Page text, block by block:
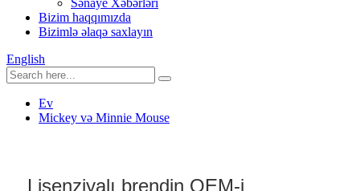
Sənaye Xəbərləri
Bizim haqqımızda
Bizimlə əlaqə saxlayın
English
Ev
Mickey və Minnie Mouse
Lisenziyalı brendin OEM-i